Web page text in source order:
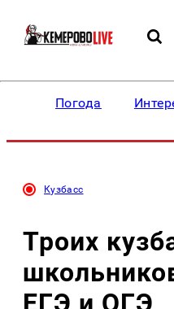
Погода
Кузбасс
Троих